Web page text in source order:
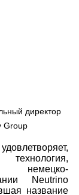
директор
Group
немецко-
Neutrino